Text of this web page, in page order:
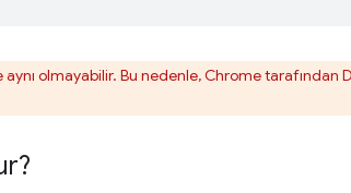
aynı olmayabilir. Bu nedenle, Chrome tarafından